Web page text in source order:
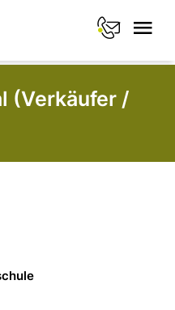
(Verkäufer /